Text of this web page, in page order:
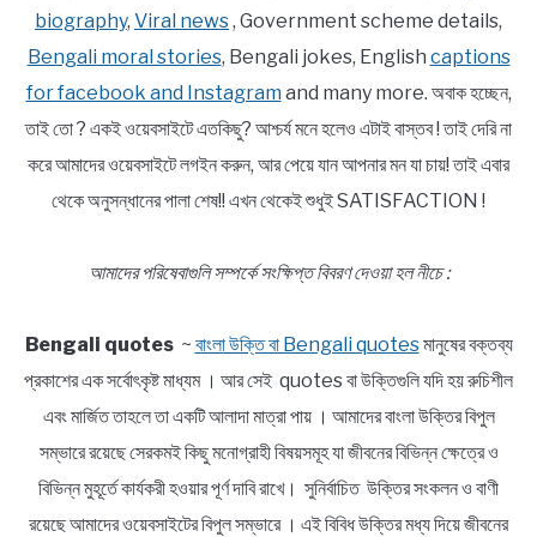
biography, Viral news, Government scheme details,
Bengali moral stories, Bengali jokes, English captions
for facebook and Instagram and many more. অবাক হচ্ছেন,
তাই তো ? একই ওয়েবসাইটে এতকিছু? আশ্চর্য মনে হলেও এটাই বাস্তব ! তাই দেরি না
করে আমাদের ওয়েবসাইটে লগইন করুন, আর পেয়ে যান আপনার মন যা চায়! তাই এবার
থেকে অনুসন্ধানের পালা শেষ!! এখন থেকেই শুধুই SATISFACTION !
আমাদের পরিষেবাগুলি সম্পর্কে সংক্ষিপ্ত বিবরণ দেওয়া হল নীচে :
Bengali quotes~ বাংলা উক্তি বা Bengali quotesমানুষের বক্তব্য
প্রকাশের এক সর্বোৎকৃষ্ট মাধ্যম । আর সেই quotes বা উক্তিগুলি যদি হয় রুচিশীল
এবং মার্জিত তাহলে তা একটি আলাদা মাত্রা পায় । আমাদের বাংলা উক্তির বিপুল
সম্ভারে রয়েছে সেরকমই কিছু মনোগ্রাহী বিষয়সমূহ যা জীবনের বিভিন্ন ক্ষেত্রে ও
বিভিন্ন মুহূর্তে কার্যকরী হওয়ার পূর্ণ দাবি রাখে। সুনির্বাচিত উক্তির সংকলন ও বাণী
রয়েছে আমাদের ওয়েবসাইটের বিপুল সম্ভারে । এই বিবিধ উক্তির মধ্য দিয়ে জীবনের